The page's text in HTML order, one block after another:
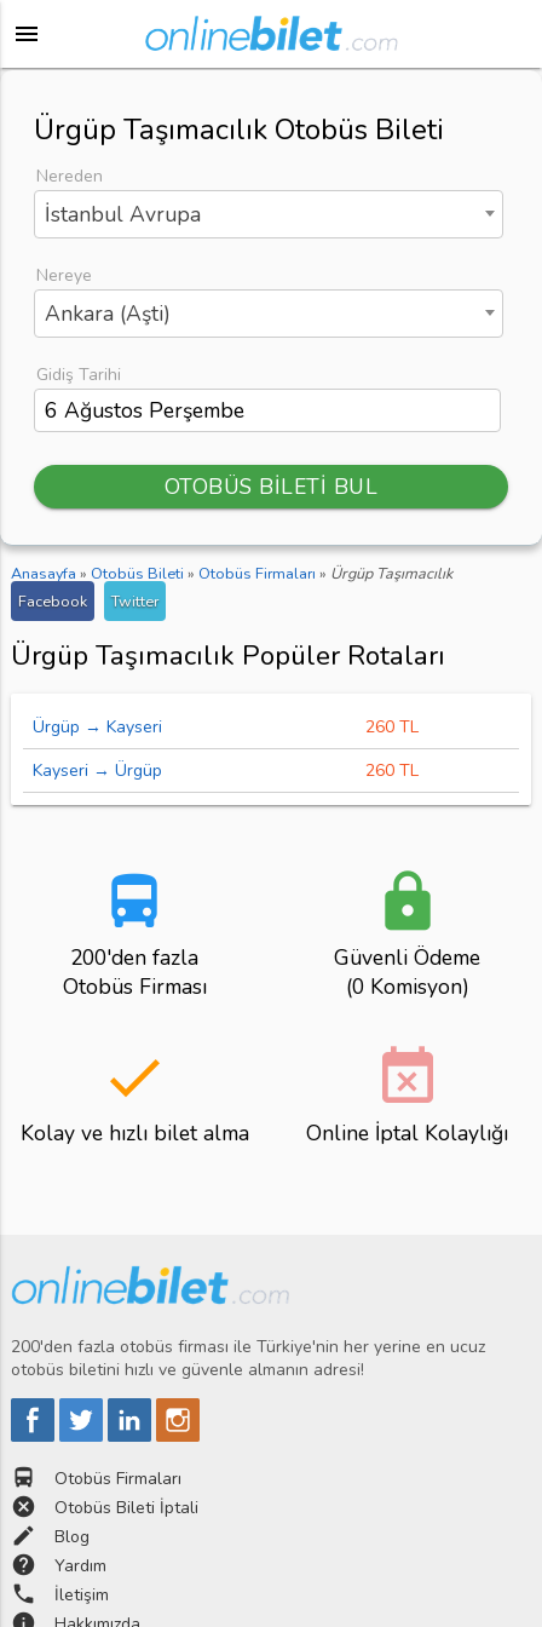
menu
Ürgüp Taşımacılık Otobüs Bileti
Nereden
İstanbul Avrupa
Nereye
Ankara (Aşti)
Gidiş Tarihi
OTOBÜS BİLETİ BUL
Anasayfa » Otobüs Bileti » Otobüs Firmaları » Ürgüp Taşımacılık
Facebook
Twitter
Ürgüp Taşımacılık Popüler Rotaları
Ürgüp → Kayseri
260 TL
Kayseri → Ürgüp
260 TL
directions_bus
200'den fazla
Otobüs Firması
lock
Güvenli Ödeme
(0 Komisyon)
done
Kolay ve hızlı bilet alma
event_busy
Online İptal Kolaylığı
200'den fazla otobüs firması ile Türkiye'nin her yerine en ucuz
otobüs biletini hızlı ve güvenle almanın adresi!
directions_bus Otobüs Firmaları
cancel Otobüs Bileti İptali
edit Blog
help Yardım
phone İletişim